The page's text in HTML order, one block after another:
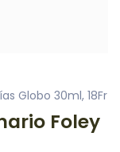
Globo 30ml, 18Fr
Foley